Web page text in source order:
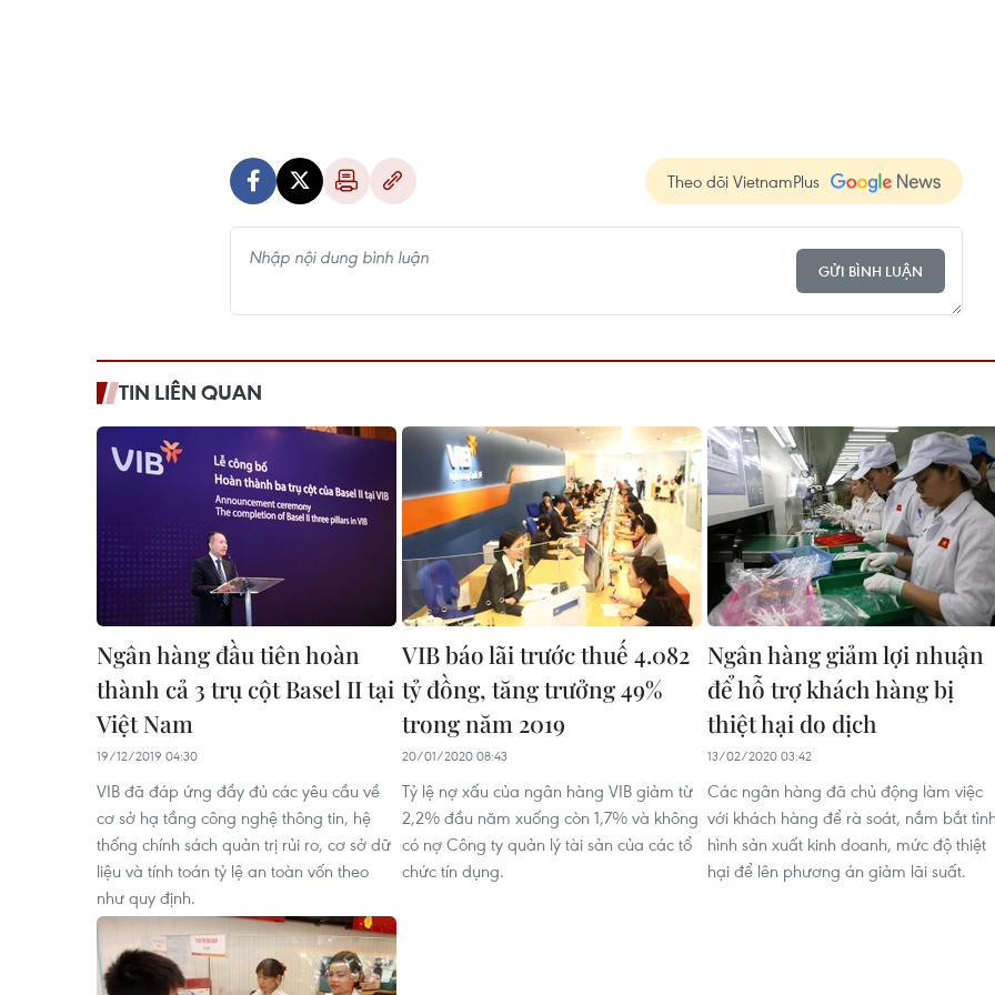
Theo dõi VietnamPlus
GỬI BÌNH LUẬN
TIN LIÊN QUAN
Ngân hàng đầu tiên hoàn
thành cả 3 trụ cột Basel II tại
Việt Nam
19/12/2019 04:30
VIB đã đáp ứng đầy đủ các yêu cầu về
cơ sở hạ tầng công nghệ thông tin, hệ
thống chính sách quản trị rủi ro, cơ sở dữ
liệu và tính toán tỷ lệ an toàn vốn theo
như quy định.
VIB báo lãi trước thuế 4.082
tỷ đồng, tăng trưởng 49%
trong năm 2019
20/01/2020 08:43
Tỷ lệ nợ xấu của ngân hàng VIB giảm từ
2,2% đầu năm xuống còn 1,7% và không
có nợ Công ty quản lý tài sản của các tổ
chức tín dụng.
Ngân hàng giảm lợi nhuận
để hỗ trợ khách hàng bị
thiệt hại do dịch
13/02/2020 03:42
Các ngân hàng đã chủ động làm việc
với khách hàng để rà soát, nắm bắt
hình sản xuất kinh doanh, mức độ thiệt
hại để lên phương án giảm lãi suất.